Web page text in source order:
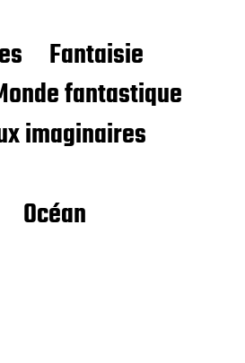
Fantaisie
fantastique
imaginaires
Océan